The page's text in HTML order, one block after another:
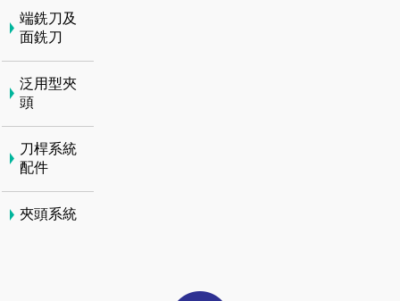
端銑刀及
面銑刀
泛用型夾
頭
刀桿系統
配件
夾頭系統